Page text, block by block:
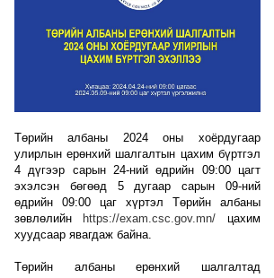
Төрийн албаны 2024 оны хоёрдугаар
улирлын ерөнхий шалгалтын цахим бүртгэл
4 дүгээр сарын 24-ний өдрийн 09:00 цагт
эхэлсэн бөгөөд 5 дугаар сарын 09-ний
өдрийн 09:00 цаг хүртэл Төрийн албаны
зөвлөлийн
https://exam.csc.gov.mn/ цахим
хуудсаар явагдаж байна.
Төрийн албаны ерөнхий шалгалтад